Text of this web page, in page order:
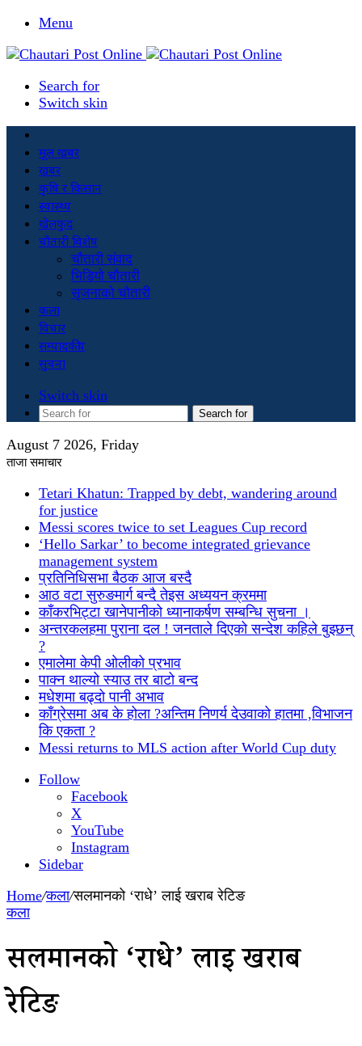
Menu
Search for
Switch skin
मूल खबर
खबर
कृषि र किसान
स्वास्थ्य
खेलकुद
चौतारी विशेष
चौतारी संवाद
भिडियो चौतारी
सृजनाको चौतारी
कला
विचार
सम्पादकीय
सुचना
Switch skin
Search for
August 7 2026, Friday
ताजा समाचार
Tetari Khatun: Trapped by debt, wandering around
for justice
Messi scores twice to set Leagues Cup record
‘Hello Sarkar’ to become integrated grievance
management system
प्रतिनिधिसभा बैठक आज बस्दै
आठ वटा सुरुङमार्ग बन्दै तेइस अध्ययन क्रममा
काँकरभिट्टा खानेपानीको ध्यानाकर्षण सम्बन्धि सुचना ।
अन्तरकलहमा पुराना दल ! जनताले दिएको सन्देश कहिले बुझ्छन्
?
एमालेमा केपी ओलीको प्रभाव
पाक्न थाल्यो स्याउ तर बाटो बन्द
मधेशमा बढ्दो पानी अभाव
काँग्रेसमा अब के होला ?अन्तिम निणर्य देउवाको हातमा ,विभाजन
कि एकता ?
Messi returns to MLS action after World Cup duty
Follow
Facebook
X
YouTube
Instagram
Sidebar
Home/कला/सलमानको ‘राधे’ लाई खराब रेटिङ
कला
सलमानको ‘राधे’ लाई खराब
रेटिङ